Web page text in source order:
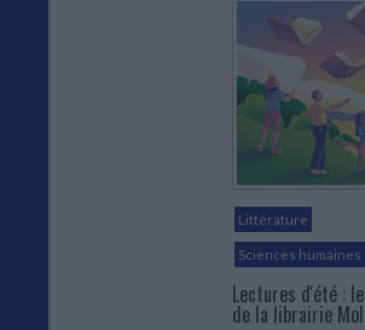
Littérature
Sciences humaines
Lectures d'été :
de la librairie